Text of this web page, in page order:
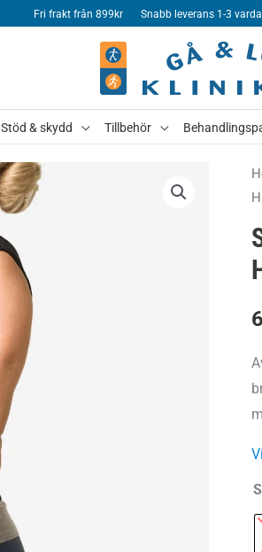
Fri frakt från 899kr Snabb leverans 1-3
Stöd & skydd Tillbehör